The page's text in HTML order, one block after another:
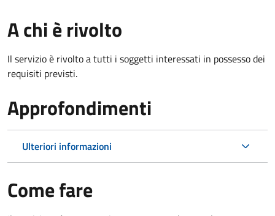
A chi è rivolto
Il servizio è rivolto a tutti i soggetti interessati in possesso dei
requisiti previsti.
Approfondimenti
Ulteriori informazioni
Come fare